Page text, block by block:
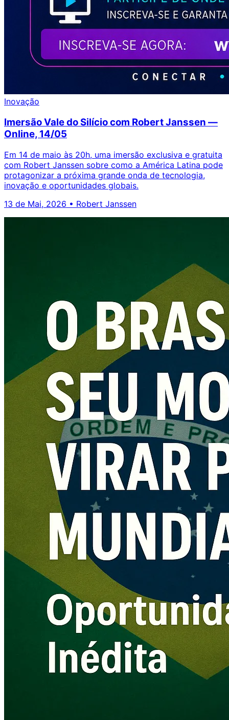
Inovação
Imersão Vale do Silício com Robert Janssen —
Online, 14/05
Em 14 de maio às 20h, uma imersão exclusiva e gratuita
com Robert Janssen sobre como a América Latina pode
protagonizar a próxima grande onda de tecnologia,
inovação e oportunidades globais.
13 de Mai, 2026 • Robert Janssen